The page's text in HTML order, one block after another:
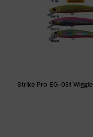
Strike Pro EG-031 Wiggle